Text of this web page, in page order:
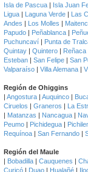
Isla de Pascua | Isla Juan
Ligua | Laguna Verde | Las
Andes | Los Molles |
Papudo | Peñablanca |
Puchuncaví | Punta de
Quintay | Quintero | Reñaca
Esteban | San Felipe | San
Valparaíso | Villa Alemana |
Región de Ohiggins
| Angostura | Auquinco |
Ciruelos | Graneros | La
| Matanzas | Nancagua |
Peumo | Pichidegua |
Requínoa | San Fernando |
Región del Maule
| Bobadilla | Cauquenes |
Curicó | Duao | Hualañé |